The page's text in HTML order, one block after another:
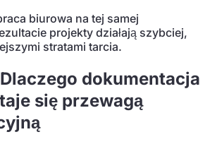
biurowa na tej samej
projekty działają szybciej,
stratami tarcia.
dokumentacja
się przewagą